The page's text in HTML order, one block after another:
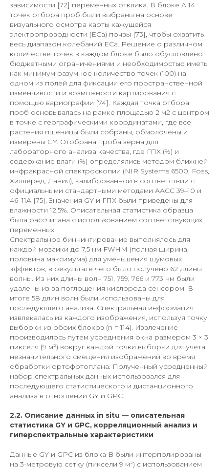
зависимости [72] переменных отклика. В блоке A 14
точек отбора проб были выбраны на основе
визуального осмотра карты кажущейся
электропроводности (ECa) почвы [73], чтобы охватить
весь диапазон колебаний ECa. Решение о различном
количестве точек в каждом блоке было обусловлено
бюджетными ограничениями и необходимостью иметь
как минимум разумное количество точек (100) на
одном из полей для фиксации его пространственной
изменчивости и возможности картирования с
помощью вариографии [74]. Каждая точка отбора
проб основывалась на рамке площадью 2 м2 с центром
в точке с географическими координатами, где все
растения пшеницы были собраны, обмолочены и
измерены GY. Отобрана проба зерна для
лабораторного анализа качества, где ГПХ (%) и
содержание влаги (%) определялись методом ближней
инфракрасной спектроскопии (NIR Systems 6500, Foss,
Хиллерёд, Дания), калиброванной в соответствии с
официальными стандартными методами AACC 39–10 и
46–11A [75]. Значения GY и ГПХ были приведены для
влажности 12,5%. Описательная статистика образца
была рассчитана с использованием соответствующих
переменных.
Спектральное биннингирование выполнялось для
каждой мозаики до 7,5 нм FWHM (полная ширина,
половина максимума) для уменьшения шумовых
эффектов, в результате чего было получено 62 длины
волны. Из них длины волн 751, 759, 766 и 773 нм были
удалены из-за поглощения кислорода сенсором. В
итоге 58 длин волн были использованы для
последующего анализа. Спектральная информация
извлекалась из каждого изображения, используя точку
выборки из обоих блоков (n = 114). Извлечение
производилось путем усреднения окна размером 3 × 3
пикселя (9 м²) вокруг каждой точки выборки для учета
незначительного смещения изображений во время
обработки ортофотоплана. Полученный усредненный
набор спектральных данных использовался для
последующего статистического и дистанционного
анализа в отношении GY и GPC.
2.2. Описание данных in situ — описательная
статистика GY и GPC, корреляционный анализ и
гиперспектральные характеристики
Данные GY и GPC из блока B были интерполированы
на 3-метровую сетку (пиксели 9 м²) с использованием